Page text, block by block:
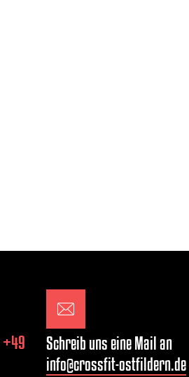
+49
Schreib uns eine Mail an
info@crossfit-ostfildern.de